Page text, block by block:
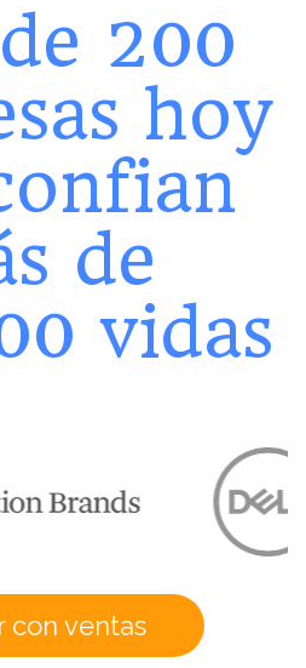
200
hoy
de
vidas
con ventas